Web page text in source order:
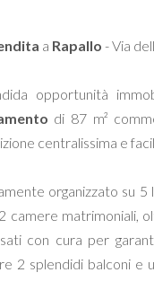
a Rapallo - Via
opportunità
di 87 m²
centralissima e
organizzato su 5
camere matrimoniali,
con cura per
2 splendidi balconi e